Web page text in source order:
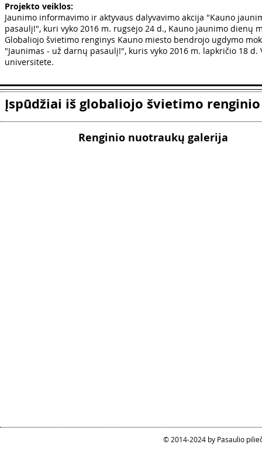
Projekto veiklos:
Jaunimo informavimo ir aktyvaus dalyvavimo akcija "Kauno
pasaulį!", kuri vyko 2016 m. rugsėjo 24 d., Kauno jaunimo dienų
Globaliojo švietimo renginys Kauno miesto bendrojo ugdymo
"Jaunimas - už darnų pasaulį!", kuris vyko 2016 m. lapkričio 18 d.
universitete.
Įspūdžiai iš globaliojo švietimo
Renginio nuotraukų galerija
© 2014-2024 by Pasaulio